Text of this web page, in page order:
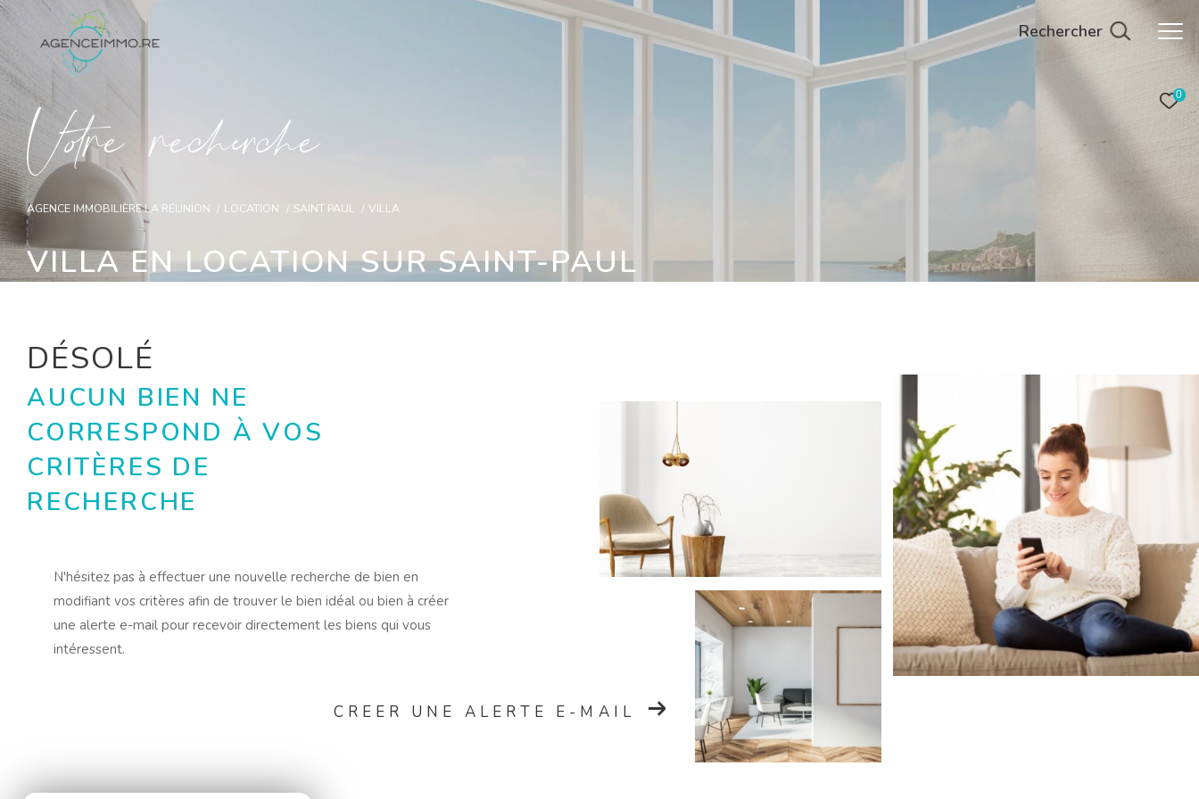
0
Rechercher
Vore recece
AGENCE IMMOBILIÈRE LA RÉUNION LOCATION SAINT PAUL VILLA
VILLA EN LOCATION SUR SAINT-PAUL
DÉSOLÉ
AUCUN BIEN NE
CORRESPOND À VOS
CRITÈRES DE
RECHERCHE
N'hésitez pas à effectuer une nouvelle recherche de bien en
modifiant vos critères afin de trouver le bien idéal ou bien à créer
une alerte e-mail pour recevoir directement les biens qui vous
intéressent.
CREER UNE ALERTE E-MAIL